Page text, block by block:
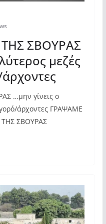
ΣΒΟΥΡΑΣ
μεζές
…μην γίνεις ο
άρχοντες ΓΡΑΨΑΜΕ
ΣΒΟΥΡΑΣ